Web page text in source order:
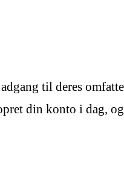
til deres
din konto i dag,